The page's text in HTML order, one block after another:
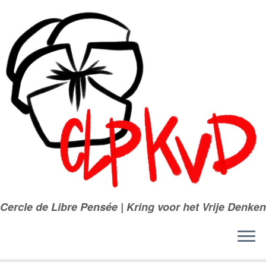
contenu
Cercle de Libre Pensée | Kring voor het Vrije Denken